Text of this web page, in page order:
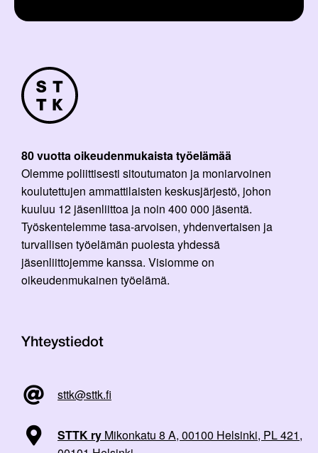
80 vuotta oikeudenmukaista työelämää
Olemme poliittisesti sitoutumaton ja moniarvoinen
koulutettujen ammattilaisten keskusjärjestö, johon
kuuluu 12 jäsenliittoa ja noin 400 000 jäsentä.
Työskentelemme tasa-arvoisen, yhdenvertaisen ja
turvallisen työelämän puolesta yhdessä
jäsenliittojemme kanssa. Visiomme on
oikeudenmukainen työelämä.
Yhteystiedot
sttk@sttk.fi
STTK ry Mikonkatu 8 A, 00100 Helsinki, PL 421,